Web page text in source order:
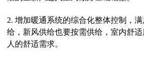
2. 增加暖通系统的综合化整体控制，
给，新风供给也要按需供给，室内舒
人的舒适需求。